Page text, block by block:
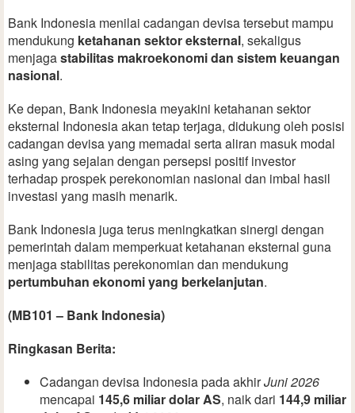
Bank Indonesia menilai cadangan devisa tersebut mampu
mendukung ketahanan sektor eksternal, sekaligus
menjagastabilitas makroekonomi dan sistem keuangan
nasional.
Ke depan, Bank Indonesia meyakini ketahanan sektor
eksternal Indonesia akan tetap terjaga, didukung oleh posisi
cadangan devisa yang memadai serta aliran masuk modal
asing yang sejalan dengan persepsi positif investor
terhadap prospek perekonomian nasional dan imbal hasil
investasi yang masih menarik.
Bank Indonesia juga terus meningkatkan sinergi dengan
pemerintah dalam memperkuat ketahanan eksternal guna
menjaga stabilitas perekonomian dan mendukung
pertumbuhan ekonomi yang berkelanjutan.
(MB101 – Bank Indonesia)
Ringkasan Berita:
Cadangan devisa Indonesia pada akhirJuni 2026
mencapai 145,6 miliar dolar AS, naik dari 144,9 miliar